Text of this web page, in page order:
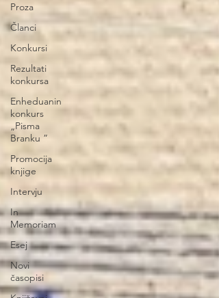
Proza
Članci
Konkursi
Rezultati
konkursa
Enheduanin
konkurs
„Pisma
Branku ”
Promocija
knjige
Intervju
In
Memoriam
Esej
Novi
časopisi